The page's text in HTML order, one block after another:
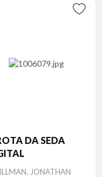
DA SEDA
JONATHAN